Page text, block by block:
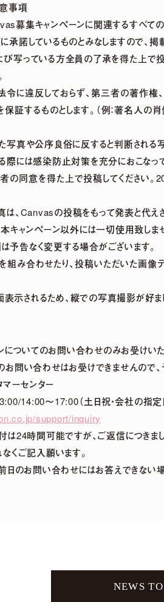
Full ver.【3rdアルバム】
MOVIE
事項
募集キャンペーンに関連するすべて
承諾しているものとみなしますので、
び写っている方全員の了承を得た上で
令に違反しておらず、第三者の著作権
証するものとします。（例：著名人の
写真や公序良俗に反すると判断される
際には感染防止対策を充分におこなって
の同意を得た上で投稿してください
、Canvasの投稿をもって発表と代え
キャンペーン以外には一切使用致しま
予告なく変更する場合がございます。
組み合わせたり、投稿いただいた画像
示されるため、縦での写真撮影が好ま
ついてのお問い合わせのみお受けいた
問い合わせはお受けできませんので、
ーセンター
14:00～17:00（土日祝・会社の指定
support/inquiry
は24時間可能ですが、ご返信につきま
くご記入願います。
日のお問い合わせにはお答えできない
NEWS